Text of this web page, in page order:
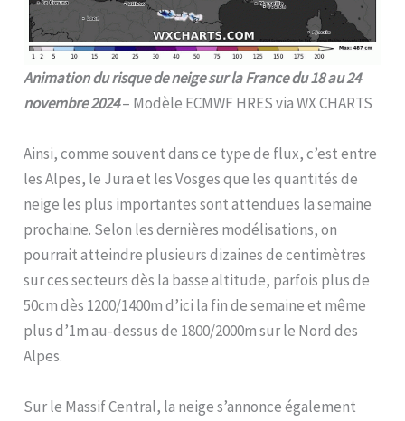
Animation du risque de neige sur la France du 18 au 24
novembre 2024– Modèle ECMWF HRES via WX CHARTS
Ainsi, comme souvent dans ce type de flux, c’est entre
les Alpes, le Jura et les Vosges que les quantités de
neige les plus importantes sont attendues la semaine
prochaine. Selon les dernières modélisations, on
pourrait atteindre plusieurs dizaines de centimètres
sur ces secteurs dès la basse altitude, parfois plus de
50cm dès 1200/1400m d’ici la fin de semaine et même
plus d’1m au-dessus de 1800/2000m sur le Nord des
Alpes.
Sur le Massif Central, la neige s’annonce également